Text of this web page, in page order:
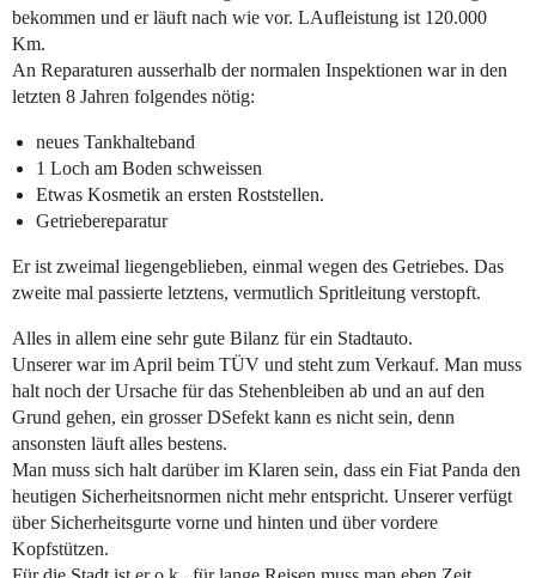
bekommen und er läuft nach wie vor. LAufleistung ist 120.000
Km.
An Reparaturen ausserhalb der normalen Inspektionen war in den
letzten 8 Jahren folgendes nötig:
neues Tankhalteband
1 Loch am Boden schweissen
Etwas Kosmetik an ersten Roststellen.
Getriebereparatur
Er ist zweimal liegengeblieben, einmal wegen des Getriebes. Das
zweite mal passierte letztens, vermutlich Spritleitung verstopft.
Alles in allem eine sehr gute Bilanz für ein Stadtauto.
Unserer war im April beim TÜV und steht zum Verkauf. Man muss
halt noch der Ursache für das Stehenbleiben ab und an auf den
Grund gehen, ein grosser DSefekt kann es nicht sein, denn
ansonsten läuft alles bestens.
Man muss sich halt darüber im Klaren sein, dass ein Fiat Panda den
heutigen Sicherheitsnormen nicht mehr entspricht. Unserer verfügt
über Sicherheitsgurte vorne und hinten und über vordere
Kopfstützen.